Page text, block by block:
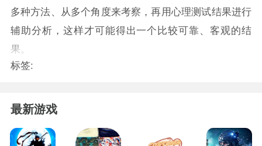
多种方法、从多个角度来考察，再用心理测试结果进行
辅助分析，这样才可能得出一个比较可靠、客观的结
果。
标签:
最新游戏